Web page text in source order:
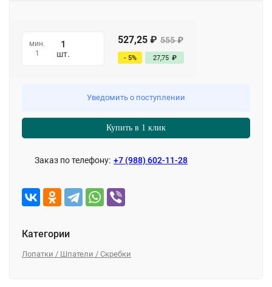
мин.
1
шт.
527,25 ₽ 555 ₽
- 5% 27,75 ₽
Уведомить о поступлении
Купить в 1 клик
Заказ по телефону: +7 (988) 602-11-28
Категории
Лопатки / Шпатели / Скребки